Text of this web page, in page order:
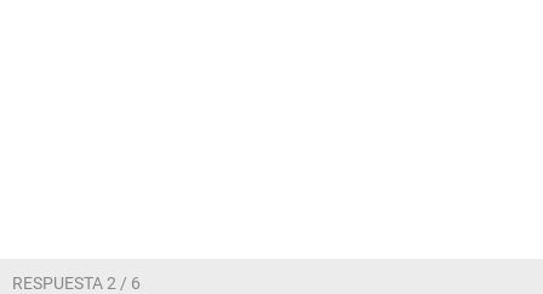
RESPUESTA 2 / 6